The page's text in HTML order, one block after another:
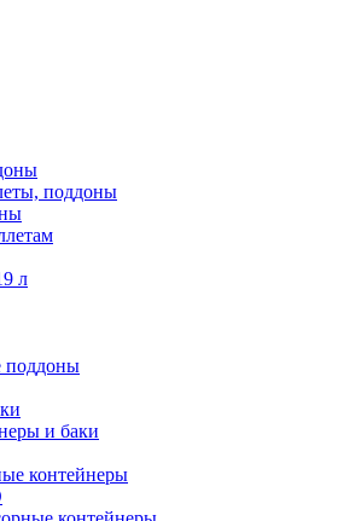
поддоны
л
поддоны
и баки
контейнеры